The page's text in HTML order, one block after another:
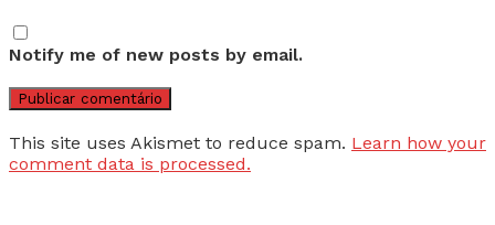
Notify me of new posts by email.
This site uses Akismet to reduce spam. Learn how your
comment data is processed.